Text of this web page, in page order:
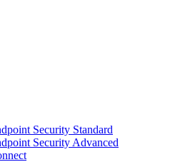
Security Standard
Security Advanced